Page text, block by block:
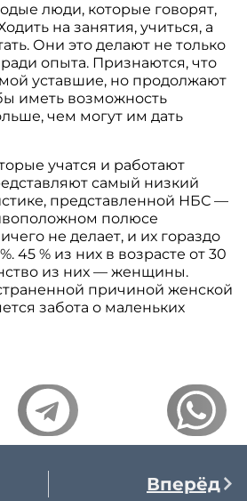
люди, которые говорят,
на занятия, учиться, а
Они это делают не только
опыта. Признаются, что
уставшие, но продолжают
иметь возможность
чем могут им дать
учатся и работают
самый низкий
представленной НБС —
полюсе
не делает, и их гораздо
45 % из них в возрасте от 30
из них — женщины.
причиной женской
забота о маленьких
Вперёд